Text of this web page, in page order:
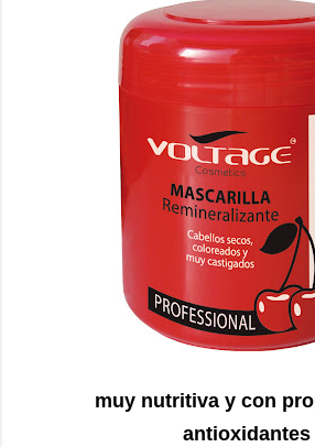
muy nutritiva y con
antioxidantes